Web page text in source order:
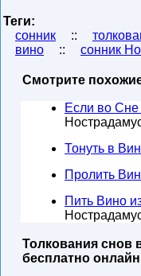
Теги:
сонник
::
вино
:: сонник
Смотрите
Если во
Тонуть в
Пролить
Пить Вино
Толкования снов
бесплатно онлайн